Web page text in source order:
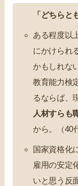
「どちらと
ある程度以
にかけられ
かもしれな
教育能力検
るならば、
人材すらも
から。（40
国家資格化
雇用の安定
いと思う反